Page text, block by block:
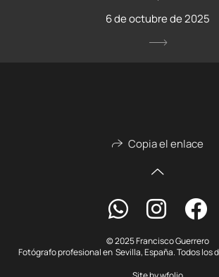
6 de octubre de 2025
Copia el enlace
© 2025 Francisco Guerrero
Fotógrafo profesional en Sevilla, España. Todos los